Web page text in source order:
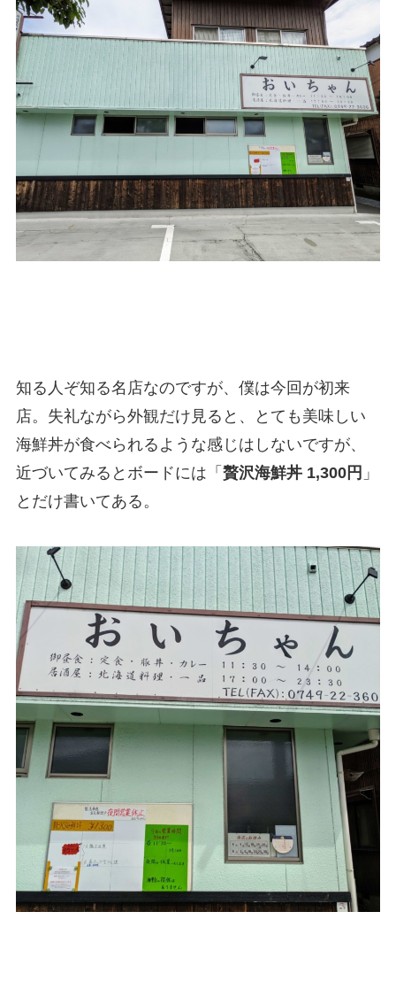
知る人ぞ知る名店なのですが、僕は今回が初来
店。失礼ながら外観だけ見ると、とても美味しい
海鮮丼が食べられるような感じはしないですが、
近づいてみるとボードには「 贅沢海鮮丼 1,300円 」
とだけ書いてある。